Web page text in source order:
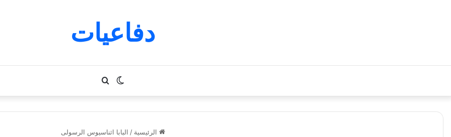
دفاعيات
بحث
عن
الوضع
المظلم
الرئيسية / البابا اثناسيوس الرسولى